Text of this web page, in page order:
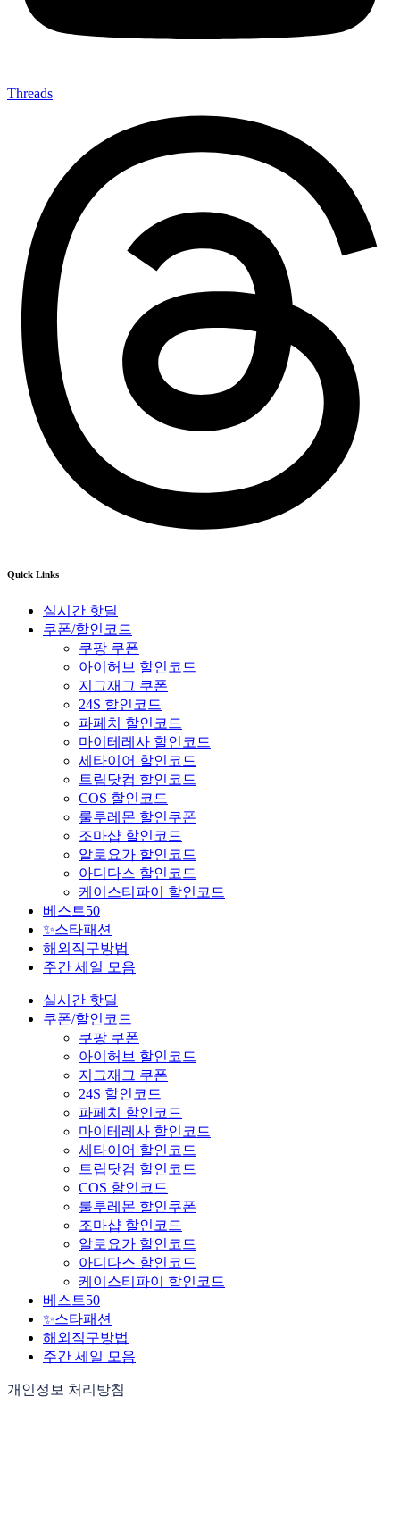
Threads
Quick Links
실시간 핫딜
쿠폰/할인코드
쿠팡 쿠폰
아이허브 할인코드
지그재그 쿠폰
24S 할인코드
파페치 할인코드
마이테레사 할인코드
세타이어 할인코드
트립닷컴 할인코드
COS 할인코드
룰루레몬 할인쿠폰
조마샵 할인코드
알로요가 할인코드
아디다스 할인코드
케이스티파이 할인코드
베스트50
✨스타패션
해외직구방법
주간 세일 모음
실시간 핫딜
쿠폰/할인코드
쿠팡 쿠폰
아이허브 할인코드
지그재그 쿠폰
24S 할인코드
파페치 할인코드
마이테레사 할인코드
세타이어 할인코드
트립닷컴 할인코드
COS 할인코드
룰루레몬 할인쿠폰
조마샵 할인코드
알로요가 할인코드
아디다스 할인코드
케이스티파이 할인코드
베스트50
✨스타패션
해외직구방법
주간 세일 모음
개인정보 처리방침